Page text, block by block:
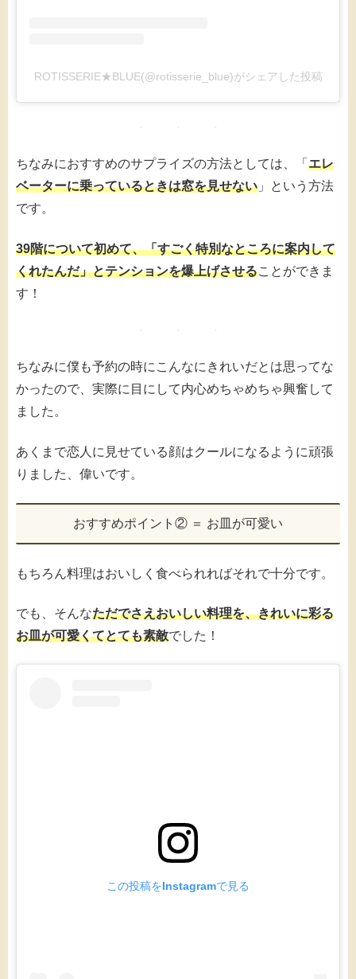
ROTISSERIE★BLUE(@rotisserie_blue)がシェアした投稿
ちなみにおすすめのサプライズの方法としては、「 エレ
ベーターに乗っているときは窓を見せない 」という方法
です。
39階について初めて、「すごく特別なところに案内して
くれたんだ」とテンションを爆上げさせることができま
す！
ちなみに僕も予約の時にこんなにきれいだとは思ってな
かったので、実際に目にして内心めちゃめちゃ興奮して
ました。
あくまで恋人に見せている顔はクールになるように頑張
りました、偉いです。
おすすめポイント② ＝ お皿が可愛い
もちろん料理はおいしく食べられればそれで十分です。
でも、そんなただでさえおいしい料理を、きれいに彩る
お皿が可愛くてとても素敵でした！
この投稿をInstagramで見る